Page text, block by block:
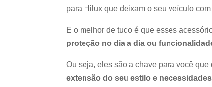
para Hilux que deixam o seu veículo com
E o melhor de tudo é que esses
proteção no dia a dia ou
Ou seja, eles são a chave para você
extensão do seu estilo e